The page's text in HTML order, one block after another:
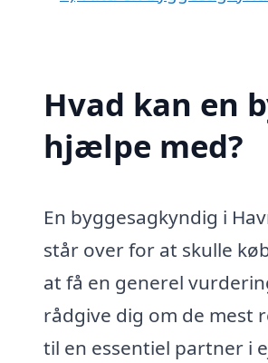
Hvad kan en
hjælpe med?
En byggesagkyndig i
står over for at skulle
at få en generel
rådgive dig om de mest
til en essentiel partner i